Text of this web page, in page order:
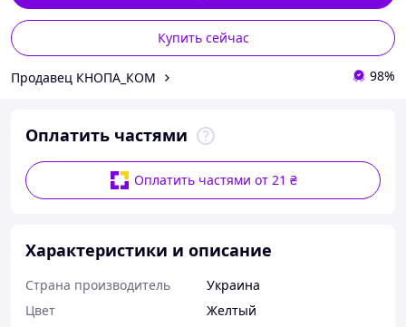
Купить сейчас
Продавец КНОПА_КОМ 98%
Оплатить частями
Оплатить частями от 21 ₴
Характеристики и описание
Страна производитель
Украина
Цвет
Желтый